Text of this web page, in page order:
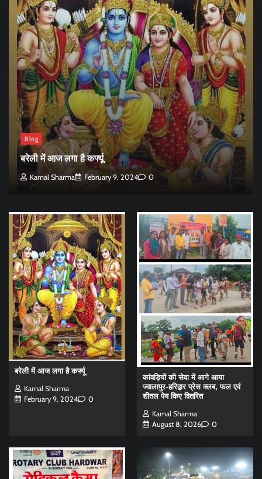
Blog
बरेली में आज लगा है कर्फ्यू
Kamal Sharma February 9, 2024 0
बरेली में आज लगा है कर्फ्यू
Kamal Sharma
February 9, 2024
0
कांवड़ियों की सेवा में आगे आया
ज्वालापुर-हरिद्वार प्रेस क्लब, फल एवं
शीतल पेय किए वितरित
Kamal Sharma
August 8, 2026
0